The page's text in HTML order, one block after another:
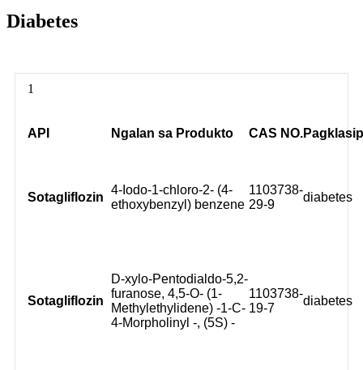
Diabetes
1
API Ngalan sa Produkto CAS NO.
Sotagliflozin
4-Iodo-1-chloro-2- (4-
ethoxybenzyl) benzene
1103738-
29-9
diabetes
Sotagliflozin
D-xylo-Pentodialdo-5,2-
furanose, 4,5-O- (1-
Methylethylidene) -1-C-
4-Morpholinyl -, (5S) -
1103738-
19-7
diabetes